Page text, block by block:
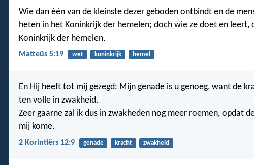
Wie dan één van de kleinste dezer geboden ontbindt en de
heten in het Koninkrijk der hemelen; doch wie ze doet en leert,
Koninkrijk der hemelen.
Matteüs 5:19 wet koninkrijk hemel
En Hij heeft tot mij gezegd: Mijn genade is u genoeg, want de
ten volle in zwakheid.
Zeer gaarne zal ik dus in zwakheden nog meer roemen, opdat
mij kome.
2 Korintiërs 12:9 genade kracht zwakheid